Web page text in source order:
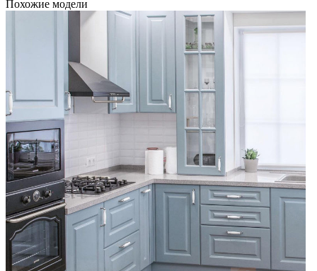
Похожие модели